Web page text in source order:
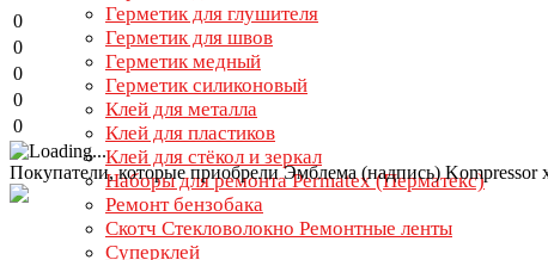
Герметик для глушителя
Герметик для швов
Герметик медный
Герметик силиконовый
Клей для металла
Клей для пластиков
Клей для стёкол и зеркал
Наборы для ремонта Permatex (Перматекс)
Ремонт бензобака
Скотч Стекловолокно Ремонтные ленты
Суперклей
0
0
0
0
0
Покупатели, которые приобрели Эмблема (надпись)